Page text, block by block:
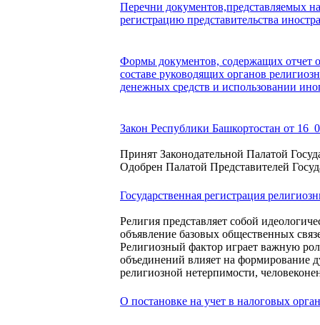
Перечни документов,представляемых
регистрацию представительства
Формы документов, содержащих отчет о
составе руководящих органов
денежных средств и использовании
Закон Республики Башкортостан от
Принят Законодательной Палатой
Одобрен Палатой Представителей
Государственная регистрация
Религия представляет собой
объявление базовых общественных
Религиозный фактор играет важную
объединений влияет на формирование
религиозной нетерпимости,
О постановке на учет в налоговых